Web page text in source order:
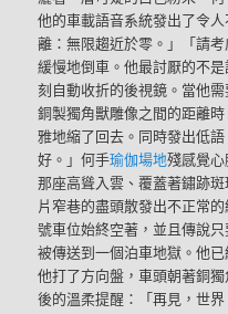
他的車載語音系統發出了令
離：無限趨近於零。」「請
緩慢地倒車。他最討厭的不
刻自動收折的後視鏡。當他
銅製獨角獸雕像之間的距離
雅地縮了回去。同時發出低
好。」何手瑜伽場地殘感覺
那座高聳入雲、覆蓋著鏽跡
片窄巷的盡頭散發出不正常
號車位始終空著，並且傳說
被傳送到一個泊車地獄。他
他打了方向盤，車頭朝著銅
後的溫柔提醒：「再見，世